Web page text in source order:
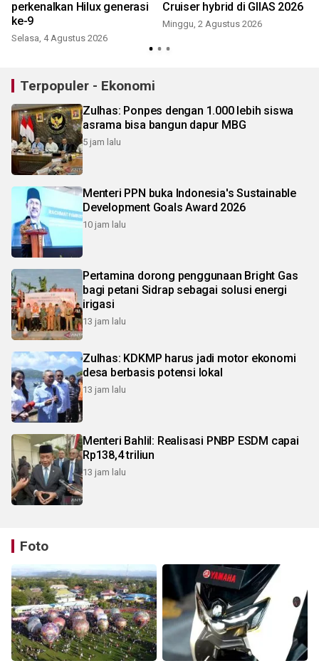
perkenalkan Hilux generasi
ke-9
Selasa, 4 Agustus 2026
Cruiser hybrid di GIIAS 2026
Minggu, 2 Agustus 2026
Terpopuler - Ekonomi
Zulhas: Ponpes dengan 1.000 lebih siswa
asrama bisa bangun dapur MBG
5 jam lalu
Menteri PPN buka Indonesia's Sustainable
Development Goals Award 2026
10 jam lalu
Pertamina dorong penggunaan Bright Gas
bagi petani Sidrap sebagai solusi energi
irigasi
13 jam lalu
Zulhas: KDKMP harus jadi motor ekonomi
desa berbasis potensi lokal
13 jam lalu
Menteri Bahlil: Realisasi PNBP ESDM capai
Rp138,4 triliun
13 jam lalu
Foto